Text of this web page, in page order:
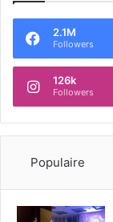
2.1M
Followers
126k
Followers
Populaire